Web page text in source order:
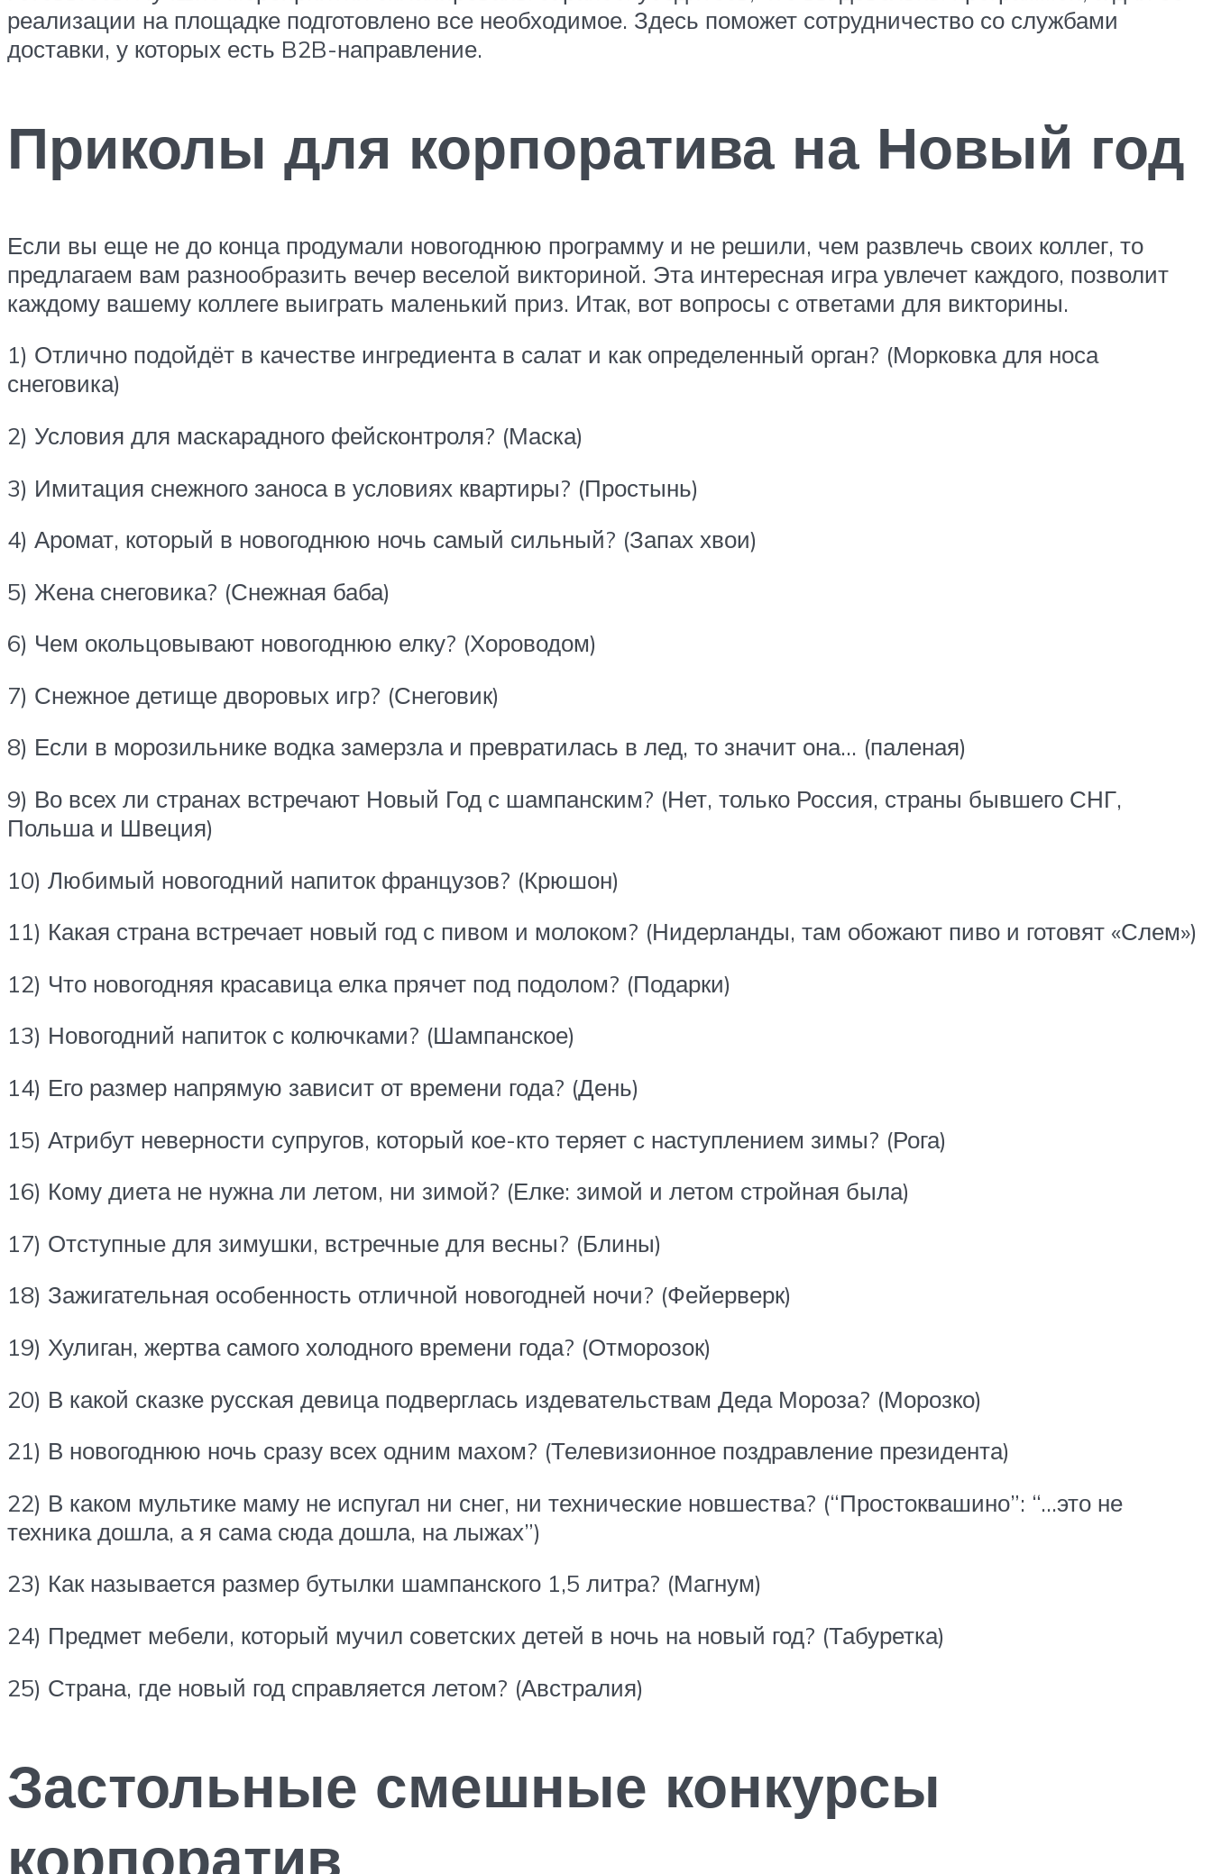
реализации на площадке подготовлено все необходимое. Здесь поможет сотрудничество со службами
доставки, у которых есть B2B-направление.
Приколы для корпоратива на Новый год
Если вы еще не до конца продумали новогоднюю программу и не решили, чем развлечь своих коллег, то
предлагаем вам разнообразить вечер веселой викториной. Эта интересная игра увлечет каждого, позволит
каждому вашему коллеге выиграть маленький приз. Итак, вот вопросы с ответами для викторины.
1) Отлично подойдёт в качестве ингредиента в салат и как определенный орган? (Морковка для носа
снеговика)
2) Условия для маскарадного фейсконтроля? (Маска)
3) Имитация снежного заноса в условиях квартиры? (Простынь)
4) Аромат, который в новогоднюю ночь самый сильный? (Запах хвои)
5) Жена снеговика? (Снежная баба)
6) Чем окольцовывают новогоднюю елку? (Хороводом)
7) Снежное детище дворовых игр? (Снеговик)
8) Если в морозильнике водка замерзла и превратилась в лед, то значит она… (паленая)
9) Во всех ли странах встречают Новый Год с шампанским? (Нет, только Россия, страны бывшего СНГ,
Польша и Швеция)
10) Любимый новогодний напиток французов? (Крюшон)
11) Какая страна встречает новый год с пивом и молоком? (Нидерланды, там обожают пиво и готовят «Слем»)
12) Что новогодняя красавица елка прячет под подолом? (Подарки)
13) Новогодний напиток с колючками? (Шампанское)
14) Его размер напрямую зависит от времени года? (День)
15) Атрибут неверности супругов, который кое-кто теряет с наступлением зимы? (Рога)
16) Кому диета не нужна ли летом, ни зимой? (Елке: зимой и летом стройная была)
17) Отступные для зимушки, встречные для весны? (Блины)
18) Зажигательная особенность отличной новогодней ночи? (Фейерверк)
19) Хулиган, жертва самого холодного времени года? (Отморозок)
20) В какой сказке русская девица подверглась издевательствам Деда Мороза? (Морозко)
21) В новогоднюю ночь сразу всех одним махом? (Телевизионное поздравление президента)
22) В каком мультике маму не испугал ни снег, ни технические новшества? (“Простоквашино”: “…это не
техника дошла, а я сама сюда дошла, на лыжах”)
23) Как называется размер бутылки шампанского 1,5 литра? (Магнум)
24) Предмет мебели, который мучил советских детей в ночь на новый год? (Табуретка)
25) Страна, где новый год справляется летом? (Австралия)
Застольные смешные конкурсы
корпоратив